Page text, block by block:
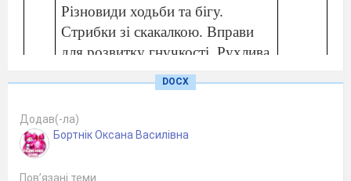
Різновиди ходьби та бігу.
Стрибки зі скакалкою. Вправи
для розвитку гнучкості. Рухлива
гра «Літає – не літає».
5.
Організовуючі вправи. Загально
розвивальні вправи зі скакалкою.
Рухлива гра «Літає – не літає».
DOCX
Додав(-ла)
Бортнік Оксана Василівна
Пов’язані теми